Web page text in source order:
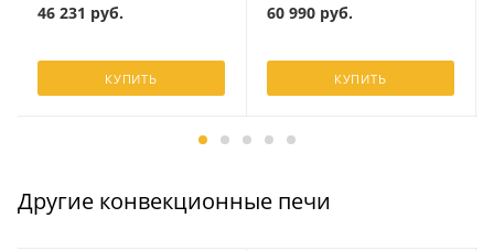
46 231 руб.
КУПИТЬ
60 990руб.
КУПИТЬ
Другие конвекционные печи